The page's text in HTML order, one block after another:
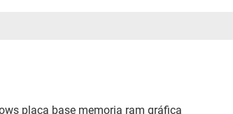
placa base memoria ram gráfica